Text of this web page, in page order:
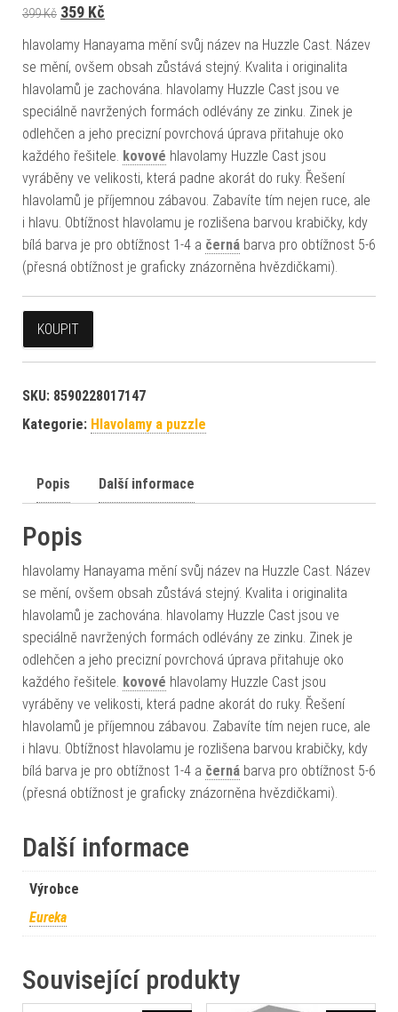
399Kč Původní cena byla: 399 Kč.
359 Kč
hlavolamy Hanayama mění svůj název na Huzzle Cast. Název
se mění, ovšem obsah zůstává stejný. Kvalita i originalita
hlavolamů je zachována. hlavolamy Huzzle Cast jsou ve
speciálně navržených formách odlévány ze zinku. Zinek je
odlehčen a jeho precizní povrchová úprava přitahuje oko
každého řešitele. kovové hlavolamy Huzzle Cast jsou
vyráběny ve velikosti, která padne akorát do ruky. Řešení
hlavolamů je příjemnou zábavou. Zabavíte tím nejen ruce, ale
i hlavu. Obtížnost hlavolamu je rozlišena barvou krabičky, kdy
bílá barva je pro obtížnost 1-4 a černá barva pro obtížnost 5-6
(přesná obtížnost je graficky znázorněna hvězdičkami).
KOUPIT
SKU: 8590228017147
Kategorie: Hlavolamy a puzzle
Popis Další informace
Popis
hlavolamy Hanayama mění svůj název na Huzzle Cast. Název
se mění, ovšem obsah zůstává stejný. Kvalita i originalita
hlavolamů je zachována. hlavolamy Huzzle Cast jsou ve
speciálně navržených formách odlévány ze zinku. Zinek je
odlehčen a jeho precizní povrchová úprava přitahuje oko
každého řešitele. kovové hlavolamy Huzzle Cast jsou
vyráběny ve velikosti, která padne akorát do ruky. Řešení
hlavolamů je příjemnou zábavou. Zabavíte tím nejen ruce, ale
i hlavu. Obtížnost hlavolamu je rozlišena barvou krabičky, kdy
bílá barva je pro obtížnost 1-4 a černá barva pro obtížnost 5-6
(přesná obtížnost je graficky znázorněna hvězdičkami).
Další informace
Výrobce
Eureka
Související produkty